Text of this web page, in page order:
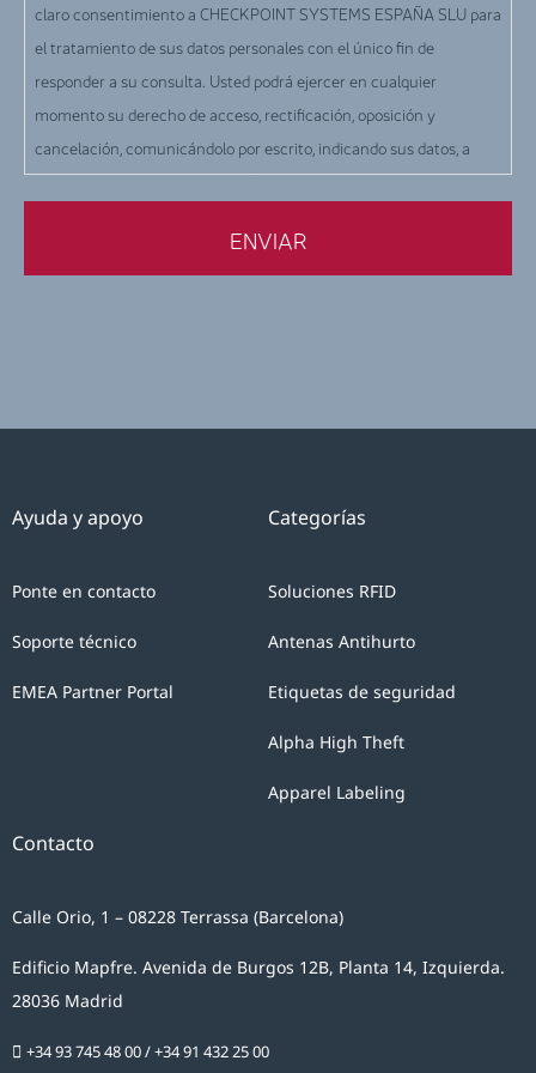
claro consentimiento a CHECKPOINT SYSTEMS ESPAÑA SLU para
el tratamiento de sus datos personales con el único fin de
responder a su consulta. Usted podrá ejercer en cualquier
momento su derecho de acceso, rectificación, oposición y
cancelación, comunicándolo por escrito, indicando sus datos, a
CHECKPOINT SYSTEMS ESPAÑA SLU, en la siguiente dirección: c/
dirección: info-es@checkpt.com.
Categorías
Soluciones RFID
Antenas Antihurto
Etiquetas de seguridad
Alpha High Theft
Apparel Labeling
Ayuda y apoyo
Ponte en contacto
Soporte técnico
EMEA Partner Portal
Contacto
Calle Orio, 1 – 08228 Terrassa (Barcelona)
Edificio Mapfre. Avenida de Burgos 12B, Planta 14, Izquierda.
28036 Madrid
+34 93 745 48 00/+34 91 432 25 00